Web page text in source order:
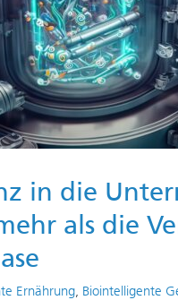
in die
als die
Ernährung, Biointelligente